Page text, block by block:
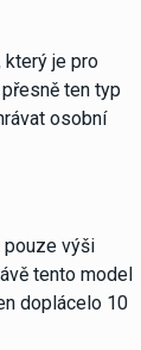
který je pro
ten typ
osobní
pouze výši
tento model
doplácelo 10